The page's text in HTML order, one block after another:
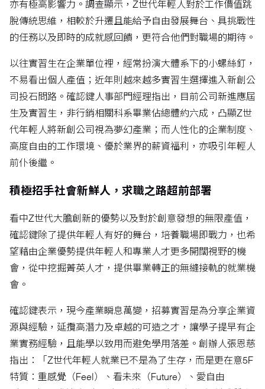
亦有極高影響力。調查顯示，Z世代年輕人對於工作價值跳
脫傳統思維，相較於升遷且能給予自由發展舞台、具挑戰性
的任務以及即時的成就感回饋，更符合他們對職場的期待。
以往實習生在企業單位裡，經常扮演大體系下的小螺絲釘，
不易看出個人產值；近年則越來越多實習生選擇進入新創公
司投石問路。確認鍵人事部門經理指出，目前公司新進應屆
生及實習生，非行銷相關科系畢業佔總體約六成，凸顯Z世
代年輕人將新創公司視為夢幻產業；而人性化的企業制度、
高度自由的工作環境、優於業界的薪資福利，亦吸引年輕人
前仆後繼。
積極招手社會新鮮人，求職之路超前部署
看中Z世代大膽創新的優勢以及對於創意發想的無限產值，
確認鍵除了提供年輕人有好的舞台，培養職場即戰力，也希
望藉由企業優勢提供年輕人和專業人才更多開闊視野的機
會，從中挖掘菁英人才，提供畢業轉正的無縫接軌的就業機
會。
確認鍵表示，現今產業瞬息萬變，招募實習是為分享企業資
源與經驗，延攬高潛力及卓越的可造之才，讓學子提早有企
業實務經驗，且能學以致用而避免學用落差。創辦人張恩慈
指出：「Z世代年輕人就業已不是為了生存，而是更在意5F
特質：重感覺（Feel）、看未來（Future）、愛自由